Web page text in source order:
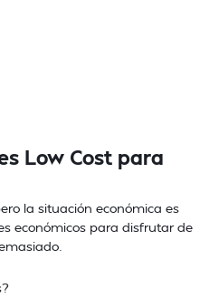
Low Cost para
la situación económica es
económicos para disfrutar de